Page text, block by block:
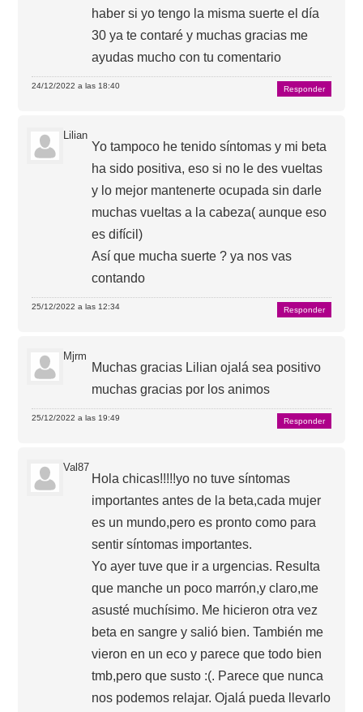
haber si yo tengo la misma suerte el día
30 ya te contaré y muchas gracias me
ayudas mucho con tu comentario
24/12/2022 a las 18:40 Responder
Lilian
Yo tampoco he tenido síntomas y mi beta
ha sido positiva, eso si no le des vueltas
y lo mejor mantenerte ocupada sin darle
muchas vueltas a la cabeza( aunque eso
es difícil)
Así que mucha suerte ? ya nos vas
contando
25/12/2022 a las 12:34 Responder
Mjrm
Muchas gracias Lilian ojalá sea positivo
muchas gracias por los animos
25/12/2022 a las 19:49 Responder
Val87
Hola chicas!!!!!yo no tuve síntomas
importantes antes de la beta,cada mujer
es un mundo,pero es pronto como para
sentir síntomas importantes.
Yo ayer tuve que ir a urgencias. Resulta
que manche un poco marrón,y claro,me
asusté muchísimo. Me hicieron otra vez
beta en sangre y salió bien. También me
vieron en un eco y parece que todo bien
tmb,pero que susto :(. Parece que nunca
nos podemos relajar. Ojalá pueda llevarlo